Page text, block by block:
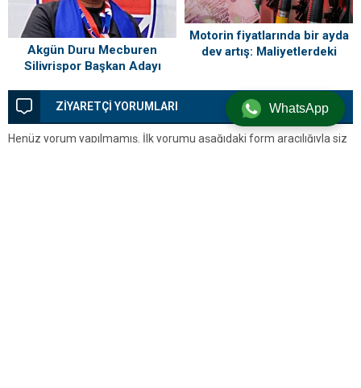
Akgün Duru Mecburen
Silivrispor Başkan Adayı
Motorin fiyatlarında bir ayda
dev artış: Maliyetlerdeki
ZİYARETÇİ YORUMLARI
Henüz yorum yapılmamış. İlk yorumu aşağıdaki form aracılığıyla siz
WhatsApp